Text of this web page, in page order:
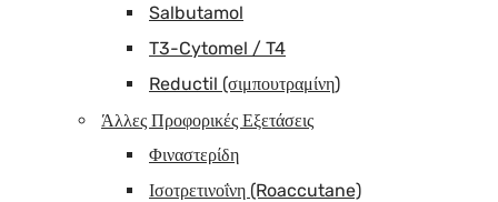
Salbutamol
T3-Cytomel / T4
Reductil (σιμπουτραμίνη)
Άλλες Προφορικές Εξετάσεις
Φιναστερίδη
Ισοτρετινοΐνη (Roaccutane)